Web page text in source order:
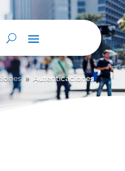
9 Autenticaciones